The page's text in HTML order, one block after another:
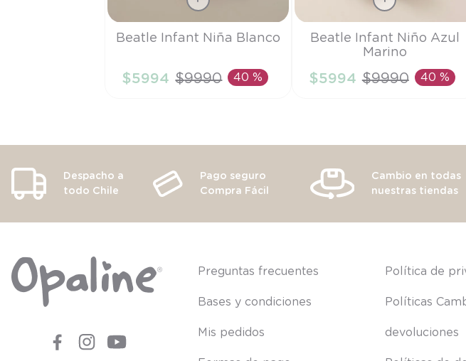
Talla
AÑADIR AL CARRITO
Beatle Infant Niña Blanco
$5994 $9990 40 %
Talla
AÑADIR AL CARRITO
Beatle Infant Niño Azul
Marino
$5994 $9990 40 %
Despacho a
todo Chile
Pago seguro
Compra Fácil
Cambio en todas
nuestras tiendas
Preguntas frecuentes
Bases y condiciones
Mis pedidos
Política de
Políticas
devoluciones